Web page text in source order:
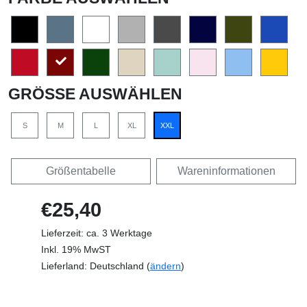
GRÖSSE AUSWÄHLEN
S M XL XXL
Größentabelle Wareninformationen
€25,40
Lieferzeit: ca. 3 Werktage
Inkl. 19% MwST
Lieferland: Deutschland (ändern)